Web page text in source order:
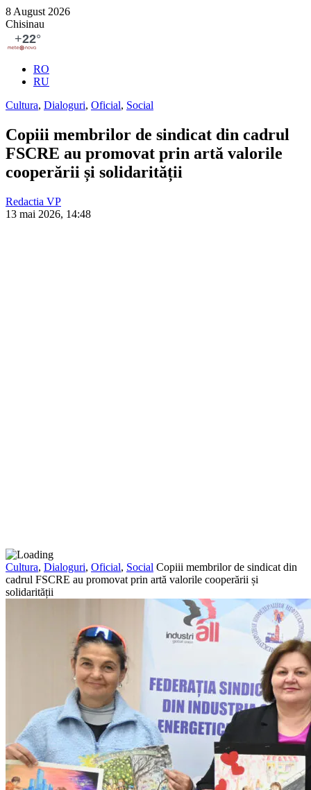
8 August 2026
Chisinau
RO
RU
Cultura, Dialoguri, Oficial, Social
Copiii membrilor de sindicat din cadrul
FSCRE au promovat prin artă valorile
cooperării și solidarității
Redactia VP
13 mai 2026, 14:48
Cultura, Dialoguri, Oficial, Social Copiii membrilor de sindicat din
cadrul FSCRE au promovat prin artă valorile cooperării și
solidarității